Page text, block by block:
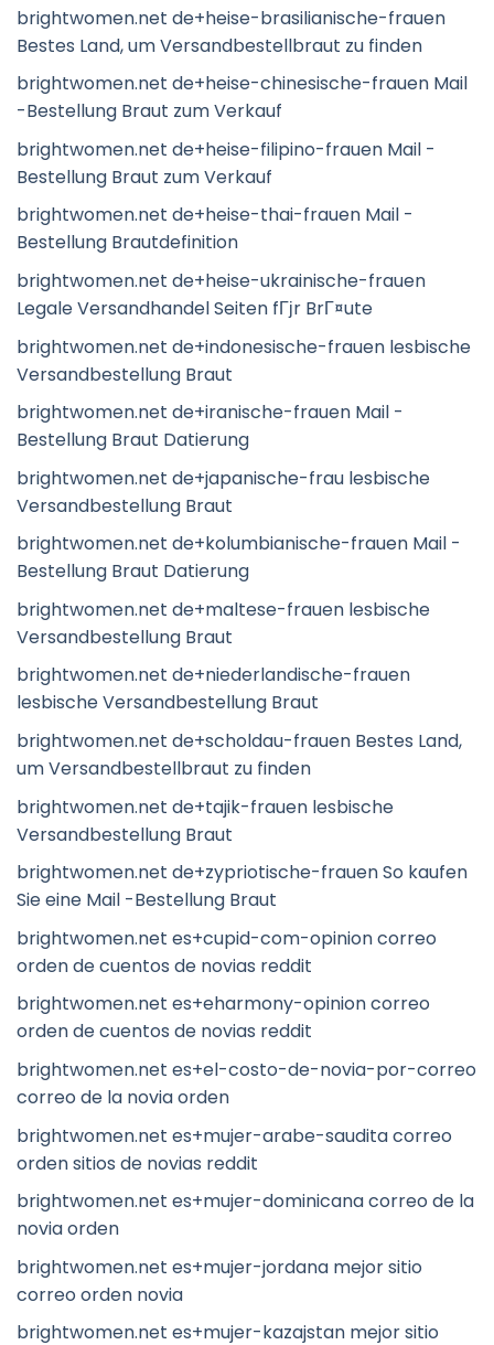
brightwomen.net de+heise-brasilianische-frauen
Bestes Land, um Versandbestellbraut zu finden
brightwomen.net de+heise-chinesische-frauen Mail
-Bestellung Braut zum Verkauf
brightwomen.net de+heise-filipino-frauen Mail -
Bestellung Braut zum Verkauf
brightwomen.net de+heise-thai-frauen Mail -
Bestellung Brautdefinition
brightwomen.net de+heise-ukrainische-frauen
Legale Versandhandel Seiten fГјr BrГ¤ute
brightwomen.net de+indonesische-frauen lesbische
Versandbestellung Braut
brightwomen.net de+iranische-frauen Mail -
Bestellung Braut Datierung
brightwomen.net de+japanische-frau lesbische
Versandbestellung Braut
brightwomen.net de+kolumbianische-frauen Mail -
Bestellung Braut Datierung
brightwomen.net de+maltese-frauen lesbische
Versandbestellung Braut
brightwomen.net de+niederlandische-frauen
lesbische Versandbestellung Braut
brightwomen.net de+scholdau-frauen Bestes Land,
um Versandbestellbraut zu finden
brightwomen.net de+tajik-frauen lesbische
Versandbestellung Braut
brightwomen.net de+zypriotische-frauen So kaufen
Sie eine Mail -Bestellung Braut
brightwomen.net es+cupid-com-opinion correo
orden de cuentos de novias reddit
brightwomen.net es+eharmony-opinion correo
orden de cuentos de novias reddit
brightwomen.net es+el-costo-de-novia-por-correo
correo de la novia orden
brightwomen.net es+mujer-arabe-saudita correo
orden sitios de novias reddit
brightwomen.net es+mujer-dominicana correo de la
novia orden
brightwomen.net es+mujer-jordana mejor sitio
correo orden novia
brightwomen.net es+mujer-kazajstan mejor sitio